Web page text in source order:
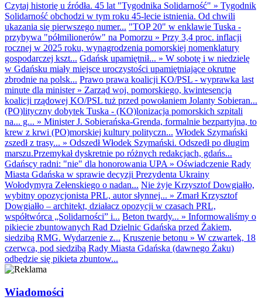
Czytaj historię u źródła. 45 lat "Tygodnika Solidarność" » Tygodnik
Solidarność obchodzi w tym roku 45-lecie istnienia. Od chwili
ukazania się pierwszego numer... "TOP 20" w enklawie Tuska -
przybywa "półmilionerów" na Pomorzu » Przy 3,4 proc. inflacji
rocznej w 2025 roku, wynagrodzenia pomorskiej nomenklatury
gospodarczej kszt... Gdańsk upamiętnił... » W sobotę i w niedzielę
w Gdańsku miały miejsce uroczystości upamiętniające okrutne
zbrodnie na polsk... Prawo prawa koalicji KO/PSL - wyprawka last
minute dla minister» Zarząd woj. pomorskiego, kwintesencja
koalicji rządowej KO/PSL tuż przed powołaniem Jolanty Sobieran...
(PO)lityczny dobytek Tuska - (KO)lonizacja pomorskich szpitali
na... g... » Minister J. Sobierańska-Grenda, formalnie bezpartyjna, to
krew z krwi (PO)morskiej kultury polityczn... Włodek Szymański
zszedł z trasy... » Odszedł Włodek Szymański. Odszedł po długim
marszu.Przemykał dyskretnie po różnych redakcjach, gdańs...
Gdańscy radni: "nie" dla honorowania UPA » Oświadczenie Rady
Miasta Gdańska w sprawie decyzji Prezydenta Ukrainy
Wołodymyra Zełenskiego o nadan... Nie żyje Krzysztof Dowgiałło,
wybitny opozycjonista PRL, autor słynnej... » Zmarł Krzysztof
Dowgiałło – architekt, działacz opozycji w czasach PRL,
współtwórca „Solidarności” i... Beton twardy... » Informowaliśmy o
pikiecie zbuntowanych Rad Dzielnic Gdańska przed Żakiem,
siedzibą RMG. Wydarzenie z... Kruszenie betonu » W czwartek, 18
czerwca, pod siedzibą Rady Miasta Gdańska (dawnego Żaku)
odbędzie się pikieta zbuntow...
Wiadomości